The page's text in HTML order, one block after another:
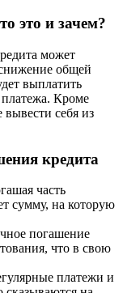
это и зачем?
может
общей
выплатить
Кроме
себя из
кредита
часть
сумму, на которую
погашение
что в свою
платежи и